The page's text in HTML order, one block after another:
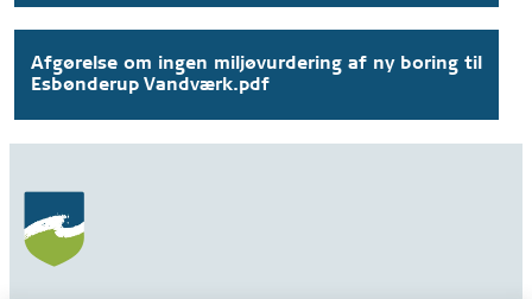
Afgørelse om ingen miljøvurdering af ny boring til
Esbønderup Vandværk.pdf